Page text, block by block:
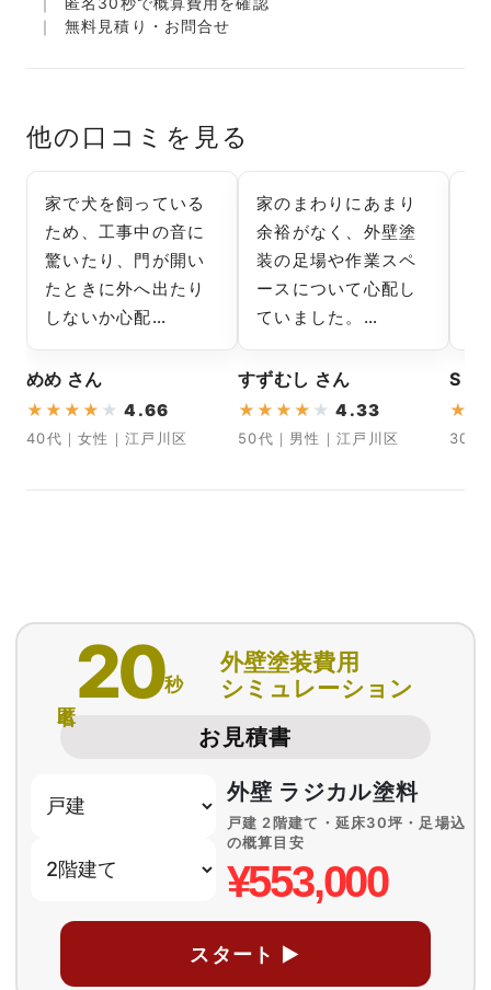
無料見積り・お問合せ
他の口コミを見る
家で犬を飼っている
ため、工事中の音に
驚いたり、門が開い
たときに外へ出たり
しないか心配…
めめ さん
★ ★ ★ ★ ★ 4.66
40代｜女性｜江戸川区
家のまわりにあまり
余裕がなく、外壁塗
装の足場や作業スペ
ースについて心配し
ていました。…
すずむし さん
★ ★ ★ ★ ★ 4.33
50代｜男性｜江戸川区
S さ
★
30代
20秒
外壁塗装費用
シミュレーション
お見積書
外壁 ラジカル塗料
戸建 2階建て・延床30坪・足場込
の概算目安
¥553,000
スタート ▶